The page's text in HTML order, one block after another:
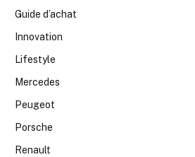
Guide d’achat
Innovation
Lifestyle
Mercedes
Peugeot
Porsche
Renault